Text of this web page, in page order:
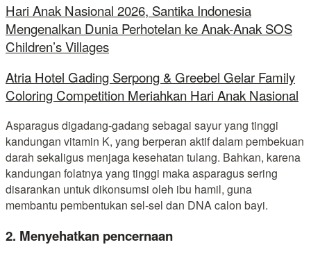
Hari Anak Nasional 2026, Santika Indonesia
Mengenalkan Dunia Perhotelan ke Anak-Anak SOS
Children’s Villages
Atria Hotel Gading Serpong & Greebel Gelar Family
Coloring Competition Meriahkan Hari Anak Nasional
Asparagus digadang-gadang sebagai sayur yang tinggi
kandungan vitamin K, yang berperan aktif dalam pembekuan
darah sekaligus menjaga kesehatan tulang. Bahkan, karena
kandungan folatnya yang tinggi maka asparagus sering
disarankan untuk dikonsumsi oleh ibu hamil, guna
membantu pembentukan sel-sel dan DNA calon bayi.
2. Menyehatkan pencernaan